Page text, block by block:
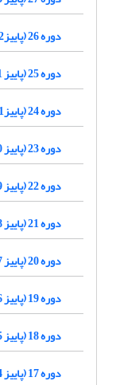
دوره 26 (پاییز1402- 1403)
دوره 25 (پاییز 1401-1402)
دوره 24 (پاییز1401-1400)
دوره 23 (پاییز 1400-1399)
دوره 22 (پاییز 1399-1398)
دوره 21 (پاییز 1398-1397)
دوره 20 (پاییز 1397-1396)
دوره 19 (پاییز 1396-1395)
دوره 18 (پاییز 1395-1394)
دوره 17 (پاییز 1394-1393)